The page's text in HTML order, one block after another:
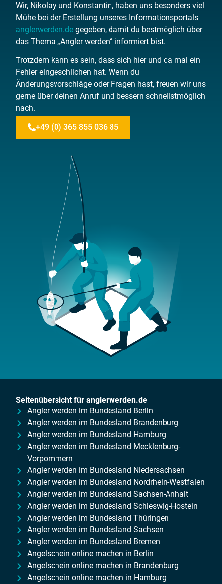
Wir, Nikolay und Konstantin, haben uns besonders viel
Mühe bei der Erstellung unseres Informationsportals
anglerwerden.de gegeben, damit du bestmöglich über
das Thema „Angler werden“ informiert bist.
Trotzdem kann es sein, dass sich hier und da mal ein
Fehler eingeschlichen hat. Wenn du
Änderungsvorschläge oder Fragen hast, freuen wir uns
gerne über deinen Anruf und bessern schnellstmöglich
nach.
+49 (0) 365 855 036 85
Seitenübersicht für anglerwerden.de
Angler werden im Bundesland Berlin
Angler werden im Bundesland Brandenburg
Angler werden im Bundesland Hamburg
Angler werden im Bundesland Mecklenburg-
Vorpommern
Angler werden im Bundesland Niedersachsen
Angler werden im Bundesland Nordrhein-Westfalen
Angler werden im Bundesland Sachsen-Anhalt
Angler werden im Bundesland Schleswig-Hostein
Angler werden im Bundesland Thüringen
Angler werden im Bundesland Sachsen
Angler werden im Bundesland Bremen
Angelschein online machen in Berlin
Angelschein online machen in Brandenburg
Angelschein online machen in Hamburg